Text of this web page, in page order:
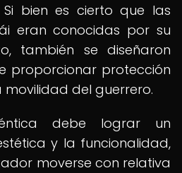
bien es cierto que las
eran conocidas por su
también se diseñaron
proporcionar protección
del guerrero.
debe lograr un
y la funcionalidad,
moverse con relativa